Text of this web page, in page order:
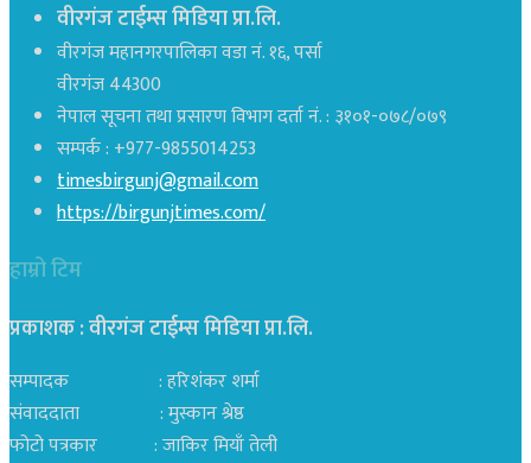
वीरगंज टाईम्स मिडिया प्रा.लि.
वीरगंज महानगरपालिका वडा नं. १६, पर्सा
वीरगंज 44300
नेपाल सूचना तथा प्रसारण विभाग दर्ता नं. : ३१०१-०७८/०७९
सम्पर्क : +977-9855014253
timesbirgunj@gmail.com
https://birgunjtimes.com/
हाम्रो टिम
प्रकाशक : वीरगंज टाईम्स मिडिया प्रा‍.लि.
सम्पादक : हरिशंकर शर्मा
संवाददाता : मुस्कान श्रेष्ठ
फोटो पत्रकार : जाकिर मियाँ तेली